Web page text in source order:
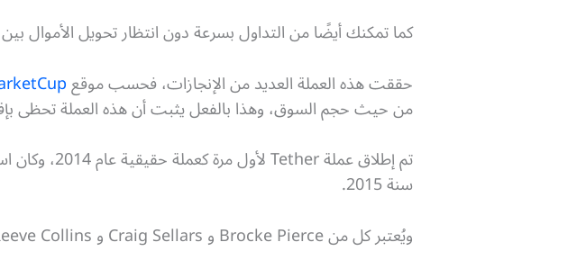
كما تمكنك أيضًا من التداول بسرعة دون انتظار تحويل
حققت هذه العملة العديد من الإنجازات، فحسب موقع
من حيث حجم السوق، وهذا بالفعل يثبت أن هذه العملة تحظى
سنة 2015.
ويُعتبر كل من Brocke Pierce و Craig Sellars و Reeve Collins هم المؤسسون الأصليون لهذه العملة.